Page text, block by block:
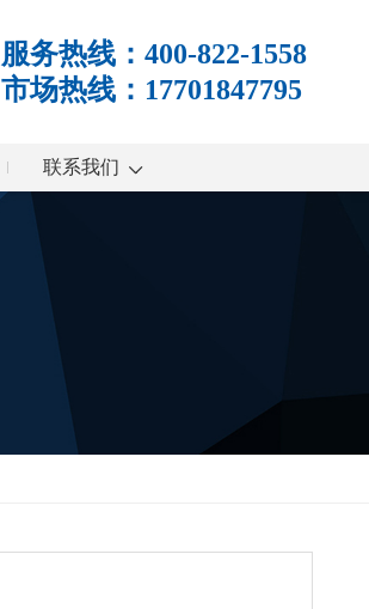
服务热线：400-822-1558
市场热线：17701847795
联系我们